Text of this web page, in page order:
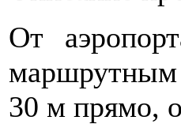
От
маршрутным
30 м прямо,